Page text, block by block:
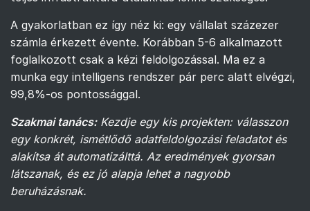
A gyakorlatban ez így néz ki: egy vállalat százezer
számla érkezett évente. Korábban 5-6 alkalmazott
foglalkozott csak a kézi feldolgozással. Ma ez a
munka egy intelligens rendszer pár perc alatt elvégzi,
99,8%-os pontossággal.
Szakmai tanács: Kezdje egy kis projekten: válasszon
egy konkrét, ismétlődő adatfeldolgozási feladatot és
alakítsa át automatizálttá. Az eredmények gyorsan
látszanak, és ez jó alapja lehet a nagyobb
beruházásnak.